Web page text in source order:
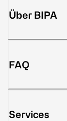
Über BIPA
FAQ
Services